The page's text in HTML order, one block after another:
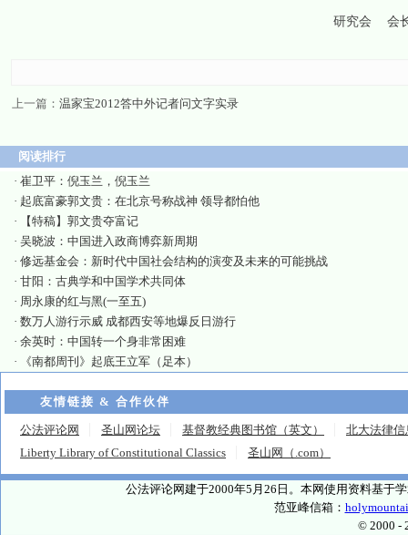
研究会 会
上一篇： 温家宝2012答中外记者问文字实录
阅读排行
· 崔卫平：倪玉兰，倪玉兰
· 起底富豪郭文贵：在北京号称战神 领导都怕他
·
【特稿】郭文贵夺富记
· 吴晓波：中国进入政商博弈新周期
· 修远基金会：新时代中国社会结构的演变及未来的可能挑战
· 甘阳：古典学和中国学术共同体
· 周永康的红与黑(一至五)
· 数万人游行示威 成都西安等地爆反日游行
· 余英时：中国转一个身非常困难
·
《南都周刊》起底王立军（足本）
友情链接 & 合作伙伴
公法评论网 圣山网论坛 基督教经典图书馆（英文）
北大法律信
Liberty Library of Constitutional Classics
圣山网（.com）
公法评论网建于2000年5月26日。本网使用资料基于
范亚峰信箱：
© 2000 -